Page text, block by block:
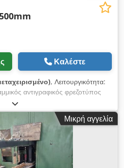
Καλέστε
, Λειτουργικότητα:
αντιγραφικός φρεζοτύπος
MINI-C Μήκος τραπεζιού
μία σε κάθε πλευρά
2 x 5,5 kW Μέγιστο ύψος
κεφαλές εργασίας
με απεριόριστη ρύθμιση
συγκροτήματα και το υλικό Codpfx
πιέσεων υλικού: 5 τεμ.
Μικρή αγγελία